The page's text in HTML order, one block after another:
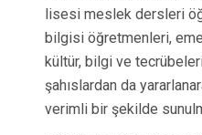
lisesi meslek dersleri
bilgisi öğretmenleri,
kültür, bilgi ve
şahıslardan da
verimli bir şekilde